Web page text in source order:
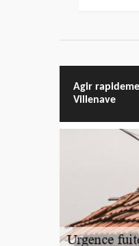
Agir
Villenave